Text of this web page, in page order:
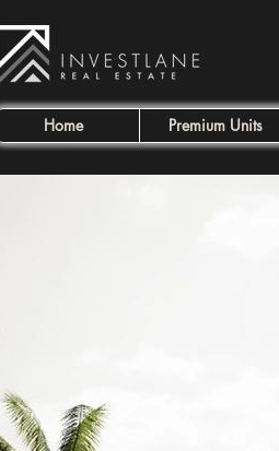
Home Premium Units